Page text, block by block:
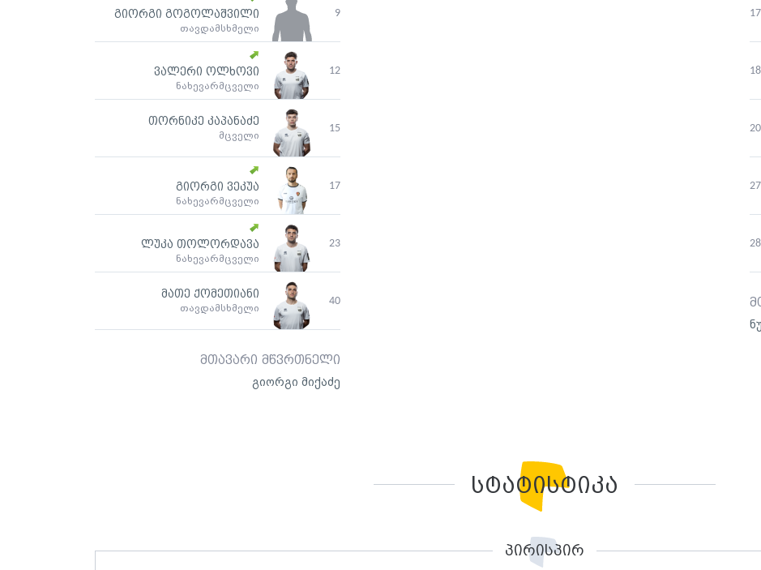
9
გიორგი გოგოლაშვილი
თავდამსხმელი
12
ვალერი ოლხოვი
ნახევარმცველი
15
თორნიკე კაპანაძე
მცველი
17
გიორგი ვეკუა
ნახევარმცველი
23
ლუკა თოლორდავა
ნახევარმცველი
40
მათე ქომეთიანი
თავდამსხმელი
მთავარი მწვრთნელი
გიორგი მიქაძე
17
18
20
27
28
სტატისტიკა
პირისპირ